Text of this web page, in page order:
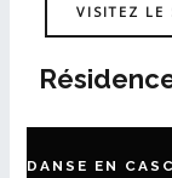
VISITEZ LE
DANSE EN